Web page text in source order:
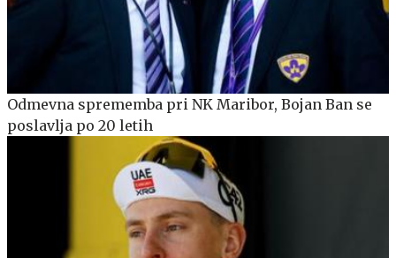
Odmevna sprememba pri NK Maribor, Bojan Ban se
poslavlja po 20 letih